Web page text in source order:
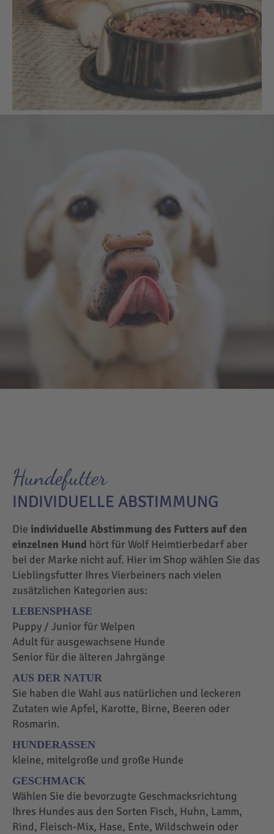
Hundefutter
INDIVIDUELLE ABSTIMMUNG
Die individuelle Abstimmung des Futters auf den
einzelnen Hund hört für Wolf Heimtierbedarf aber
bei der Marke nicht auf. Hier im Shop wählen Sie das
Lieblingsfutter Ihres Vierbeiners nach vielen
zusätzlichen Kategorien aus:
LEBENSPHASE
Puppy / Junior für Welpen
Adult für ausgewachsene Hunde
Senior für die älteren Jahrgänge
AUS DER NATUR
Sie haben die Wahl aus natürlichen und leckeren
Zutaten wie Apfel, Karotte, Birne, Beeren oder
Rosmarin.
HUNDERASSEN
kleine, mitelgroße und große Hunde
GESCHMACK
Wählen Sie die bevorzugte Geschmacksrichtung
Ihres Hundes aus den Sorten Fisch, Huhn, Lamm,
Rind, Fleisch-Mix, Hase, Ente, Wildschwein oder